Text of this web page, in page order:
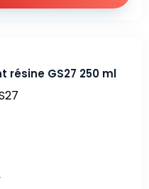
résine GS27 250 ml